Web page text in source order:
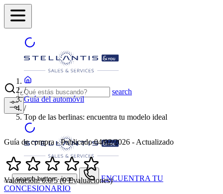
search
search button - icon
ENCUENTRA TU
CONCESIONARIO
/
Guía del automóvil
/
Top de las berlinas: encuentra tu modelo ideal
Guía de compra - Publicado 04/02/2026 - Actualizado
Valoración: 0.0/5 (0 Evaluaciones)